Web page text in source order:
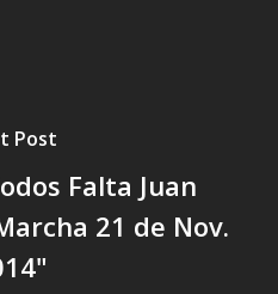
Post
Falta Juan
21 de Nov.